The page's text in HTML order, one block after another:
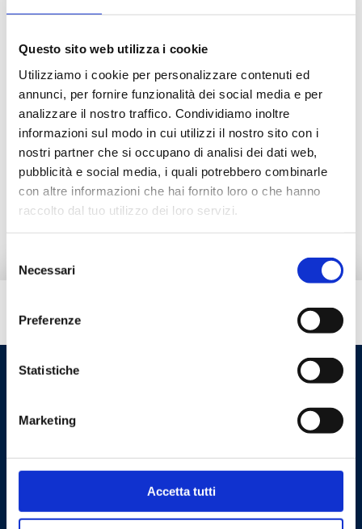
Questo sito web utilizza i cookie
Utilizziamo i cookie per personalizzare contenuti ed
annunci, per fornire funzionalità dei social media e per
analizzare il nostro traffico. Condividiamo inoltre
informazioni sul modo in cui utilizzi il nostro sito con i
nostri partner che si occupano di analisi dei dati web,
pubblicità e social media, i quali potrebbero combinarle
con altre informazioni che hai fornito loro o che hanno
raccolto dal tuo utilizzo dei loro servizi.
delNecessari
Preferenze
Statistiche
Marketing
Accetta tutti
Documentación
Accesorios
Pieza de repuesto
Cookie Policy Privacy Policy